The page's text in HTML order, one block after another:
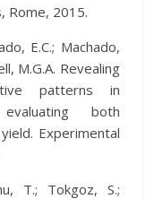
Rome, 2015.
E.C.; Machado,
M.G.A. Revealing
patterns in
both
Experimental
T.; Tokgoz, S.;